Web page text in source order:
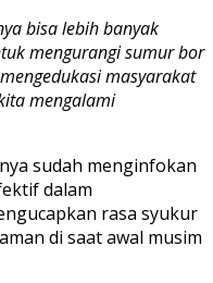
bisa lebih banyak
mengurangi sumur bor
masyarakat
mengalami
sudah menginfokan
dalam
rasa syukur
di saat awal musim